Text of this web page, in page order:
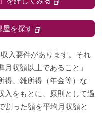
屋を探す
入要件があります。それ
収額以上であること」
得、雑所得（年金等）な
入をもとに、原則として過
割った額を平均月収額と